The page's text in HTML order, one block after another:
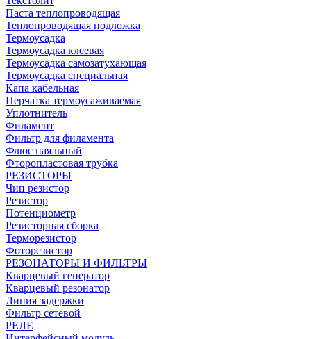
Паста теплопроводящая
Теплопроводящая подложка
Термоусадка
Термоусадка клеевая
Термоусадка самозатухающая
Термоусадка специальная
Капа кабельная
Перчатка термоусаживаемая
Уплотнитель
Филамент
Фильтр для филамента
Флюс паяльный
Фторопластовая трубка
РЕЗИСТОРЫ
Чип резистор
Резистор
Потенциометр
Резисторная сборка
Терморезистор
Фоторезистор
РЕЗОНАТОРЫ И ФИЛЬТРЫ
Кварцевый генератор
Кварцевый резонатор
Линия задержки
Фильтр сетевой
РЕЛЕ